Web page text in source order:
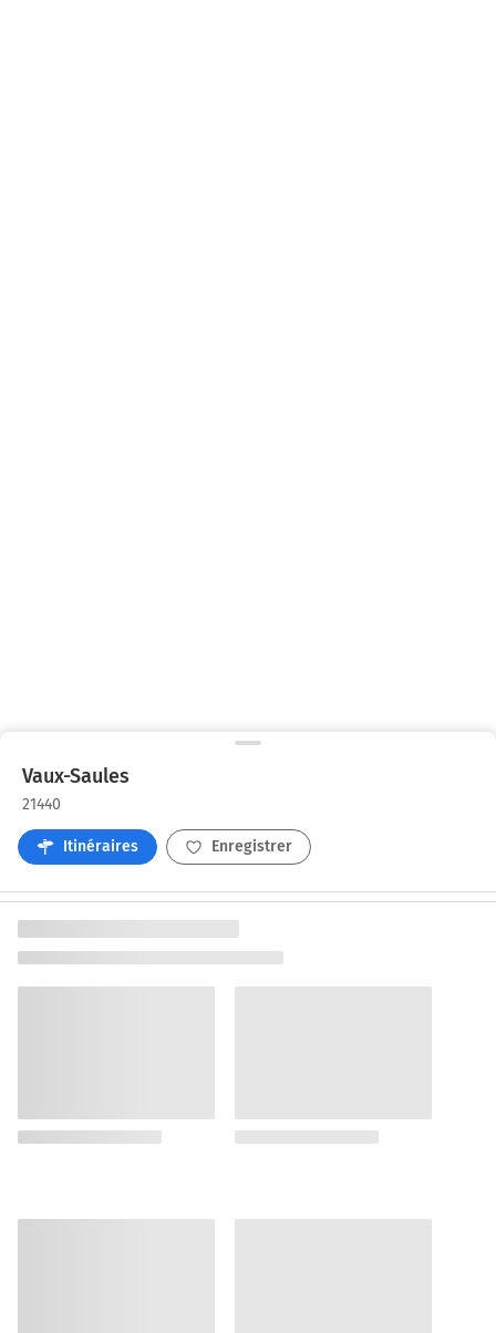
Vaux-Saules
21440
Itinéraires Enregistrer